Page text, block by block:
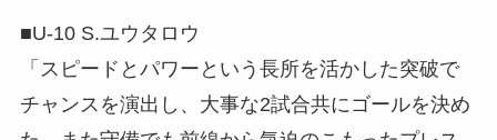
■U-10 S.ユウタロウ
「スピードとパワーという長所を活かした突破で
チャンスを演出し、大事な2試合共にゴールを決め